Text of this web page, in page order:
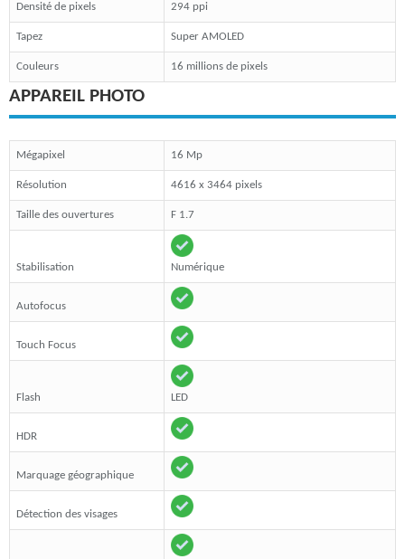
Densité de pixels 294 ppi
Tapez Super AMOLED
Couleurs 16 millions de pixels
APPAREIL PHOTO
Mégapixel 16 Mp
Résolution 4616 x 3464 pixels
Taille des ouvertures F 1.7
Stabilisation Numérique
Autofocus
Touch Focus
Flash LED
HDR
Marquage géographique
Détection des visages